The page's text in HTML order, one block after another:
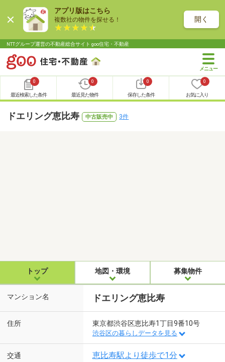
アプリ版はこちら
複数社の物件を探せる！ 開く
NTTグループ運営の不動産総合サイト goo住宅・不動産
0
最近検索した条件
0
最近見た物件
0
保存した条件
0
お気に入り
ドエリング恵比寿 中古販売中 3件
トップ 地図・環境 募集物件
マンション名 ドエリング恵比寿
住所 東京都渋谷区恵比寿1丁目9番10号
渋谷区の暮らしデータを見る
交通 恵比寿駅より徒歩で1分